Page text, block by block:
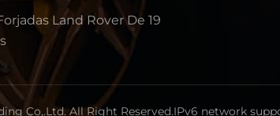
Land Rover De 19
Co,.Ltd. All Right Reserved.IPv6 network